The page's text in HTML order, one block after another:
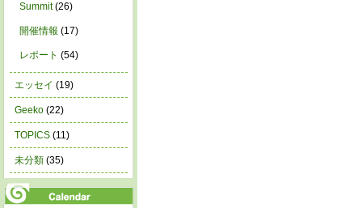
Summit(26)
開催情報 (17)
レポート (54)
エッセイ (19)
Geeko (22)
TOPICS (11)
未分類 (35)